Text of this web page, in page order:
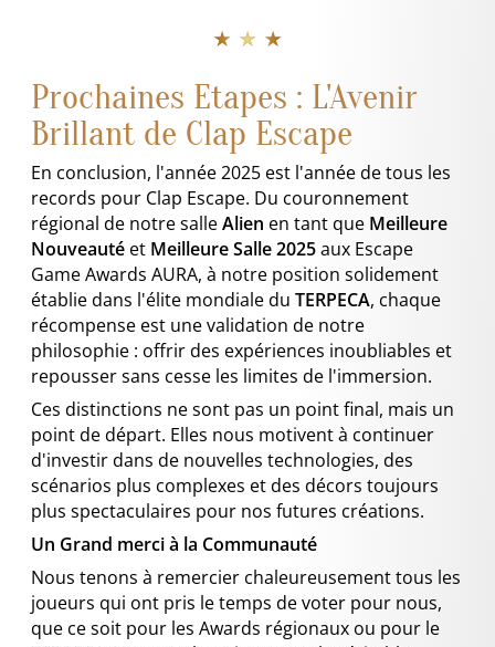
★ ★ ★
Prochaines Etapes : L'Avenir
Brillant de Clap Escape
En conclusion, l'année 2025 est l'année de tous les
records pour Clap Escape. Du couronnement
régional de notre salleAlien en tant que Meilleure
Nouveauté et Meilleure Salle 2025aux Escape
Game Awards AURA, à notre position solidement
établie dans l'élite mondiale du TERPECA, chaque
récompense est une validation de notre
philosophie : offrir des expériences inoubliables et
repousser sans cesse les limites de l'immersion.
Ces distinctions ne sont pas un point final, mais un
point de départ. Elles nous motivent à continuer
d'investir dans de nouvelles technologies, des
scénarios plus complexes et des décors toujours
plus spectaculaires pour nos futures créations.
Un Grand merci à la Communauté
Nous tenons à remercier chaleureusement tous les
joueurs qui ont pris le temps de voter pour nous,
que ce soit pour les Awards régionaux ou pour le